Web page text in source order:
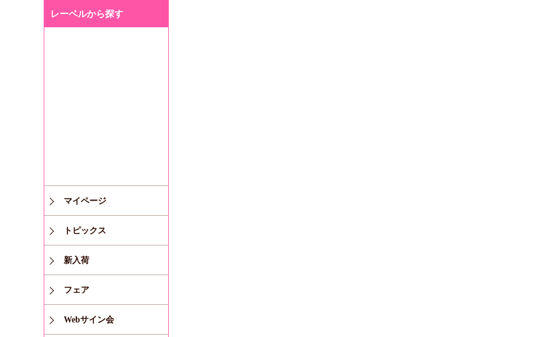
レーベルから探す
マイページ
トピックス
新入荷
フェア
Webサイン会